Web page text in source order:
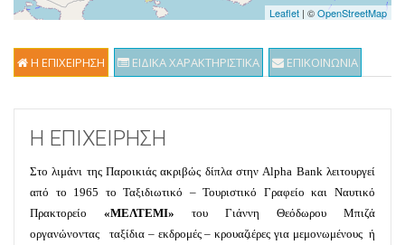
Leaflet | ©OpenStreetMap
Η ΕΠΙΧΕΙΡΗΣΗ ΕΙΔΙΚΑ ΧΑΡΑΚΤΗΡΙΣΤΙΚΑ ΕΠΙΚΟΙΝΩΝΙΑ
Η ΕΠΙΧΕΙΡΗΣΗ
Στο λιμάνι της Παροικιάς ακριβώς δίπλα στηνAlpha Bankλειτουργεί
από το 1965 το Ταξιδιωτικό – Τουριστικό Γραφείο και Ναυτικό
Πρακτορείο «ΜΕΛΤΕΜΙ» του Γιάννη Θεόδωρου Μπιζά
οργανώνοντας
ταξίδια – εκδρομές – κρουαζιέρες για μεμονωμένους ή